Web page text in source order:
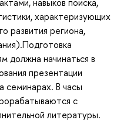
характеризующих
развития региона,
должна начинаться в
презентации
семинарах. В часы
с
литературы.